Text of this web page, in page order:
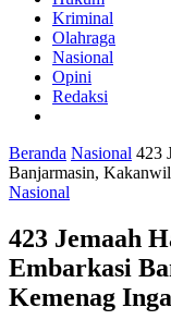
Kriminal
Olahraga
Nasional
Opini
Redaksi
Beranda Nasional 423
Banjarmasin,
Nasional
423 Jemaah
Embarkasi
Kemenag